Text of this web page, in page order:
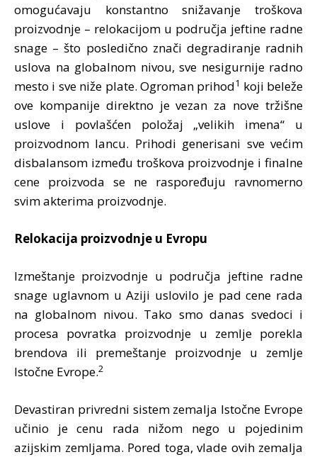
omogućavaju konstantno snižavanje troškova
proizvodnje – relokacijom u područja jeftine radne
snage – što posledično znači degradiranje radnih
uslova na globalnom nivou, sve nesigurnije radno
mesto i sve niže plate. Ogroman prihod1 koji beleže
ove kompanije direktno je vezan za nove tržišne
uslove i povlašćen položaj „velikih imena“ u
proizvodnom lancu. Prihodi generisani sve većim
disbalansom između troškova proizvodnje i finalne
cene proizvoda se ne raspoređuju ravnomerno
svim akterima proizvodnje.
Relokacija proizvodnje u Evropu
Izmeštanje proizvodnje u područja jeftine radne
snage uglavnom u Aziji uslovilo je pad cene rada
na globalnom nivou. Tako smo danas svedoci i
procesa povratka proizvodnje u zemlje porekla
brendova ili premeštanje proizvodnje u zemlje
Istočne Evrope.2
Devastiran privredni sistem zemalja Istočne Evrope
učinio je cenu rada nižom nego u pojedinim
azijskim zemljama. Pored toga, vlade ovih zemalja